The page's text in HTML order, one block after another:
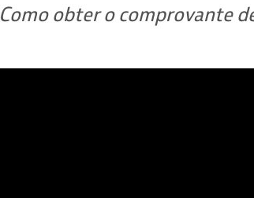
Como obter o comprovante